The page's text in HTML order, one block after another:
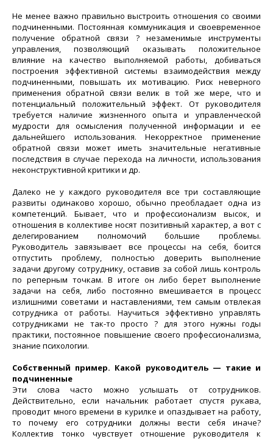
Не менее важно правильно выстроить отношения со своими
подчиненными. Постоянная коммуникация и своевременное
получение обратной связи ? незаменимые инструменты
управления, позволяющий оказывать положительное
влияние на качество выполняемой работы, добиваться
построения эффективной системы взаимодействия между
подчиненными, повышать их мотивацию. Риск неверного
применения обратной связи велик в той же мере, что и
потенциальный положительный эффект. От руководителя
требуется наличие жизненного опыта и управленческой
мудрости для осмысления полученной информации и ее
дальнейшего использования. Некорректное применение
обратной связи может иметь значительные негативные
последствия в случае перехода на личности, использования
неконструктивной критики и др.
Далеко не у каждого руководителя все три составляющие
развиты одинаково хорошо, обычно преобладает одна из
компетенций. Бывает, что и профессионализм высок, и
отношения в коллективе носят позитивный характер, а вот с
делегированием полномочий большие проблемы.
Руководитель завязывает все процессы на себя, боится
отпустить проблему, полностью доверить выполнение
задачи другому сотруднику, оставив за собой лишь контроль
по реперным точкам. В итоге он либо берет выполнение
задачи на себя, либо постоянно вмешивается в процесс
излишними советами и наставлениями, тем самым отвлекая
сотрудника от работы. Научиться эффективно управлять
сотрудниками не так-то просто ? для этого нужны годы
практики, постоянное повышение своего профессионализма,
знание психологии.
Собственный пример. Какой руководитель — такие и
подчиненные
Эти слова часто можно услышать от сотрудников.
Действительно, если начальник работает спустя рукава,
проводит много времени в курилке и опаздывает на работу,
то почему его сотрудники должны вести себя иначе?
Коллектив тонко чувствует отношение руководителя к